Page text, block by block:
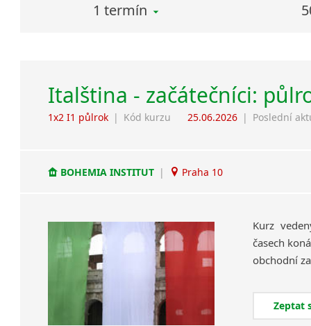
1 termín
Italština - začátečníci:
1x2 I1 půlrok | Kód kurzu 25.06.2026 | Poslední
BOHEMIA INSTITUT | Praha 10
Kurz
časech
Zeptat